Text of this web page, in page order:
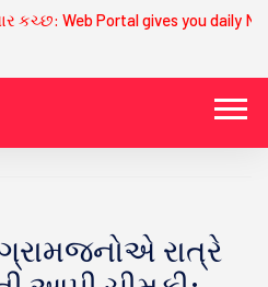
Web Portal gives you daily
ગ્રામજનોએ રાત્રે